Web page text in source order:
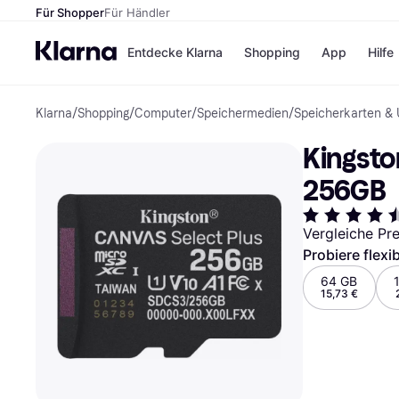
Für ShopperFür Händler
Entdecke Klarna
Zahlungsmethoden
Sofort bezahlen
Bezahle in 3
Teilzahlungen
Bezahle in bis zu 30
Ratenzahlung
Shopping
Shops
eBay
Temu
SHEIN
Alle Shops
App Hilfe
Klarna/Shopping/Computer/Speichermedien/Speicherkarten &
256GB
Vergleiche
Probiere
64 GB
15,73 €